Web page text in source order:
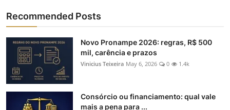
Recommended Posts
Novo Pronampe 2026: regras, R$ 500
mil, carência e prazos
Vinicius Teixeira May 6, 2026 0 1.4k
Consórcio ou financiamento: qual vale
mais a pena para ...